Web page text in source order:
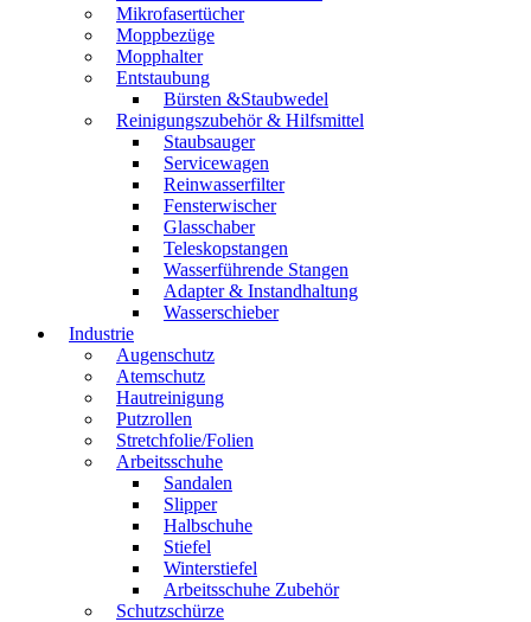
Mikrofasertücher
Moppbezüge
Mopphalter
Entstaubung
Bürsten &Staubwedel
Reinigungszubehör & Hilfsmittel
Staubsauger
Servicewagen
Reinwasserfilter
Fensterwischer
Glasschaber
Teleskopstangen
Wasserführende Stangen
Adapter & Instandhaltung
Wasserschieber
Industrie
Augenschutz
Atemschutz
Hautreinigung
Putzrollen
Stretchfolie/Folien
Arbeitsschuhe
Sandalen
Slipper
Halbschuhe
Stiefel
Winterstiefel
Arbeitsschuhe Zubehör
Schutzschürze